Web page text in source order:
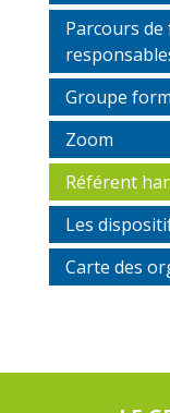
Parcours
Groupe
Zoom
Référent
Les
Carte des